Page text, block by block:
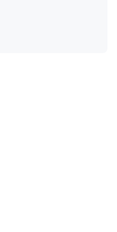
た研修を行っています